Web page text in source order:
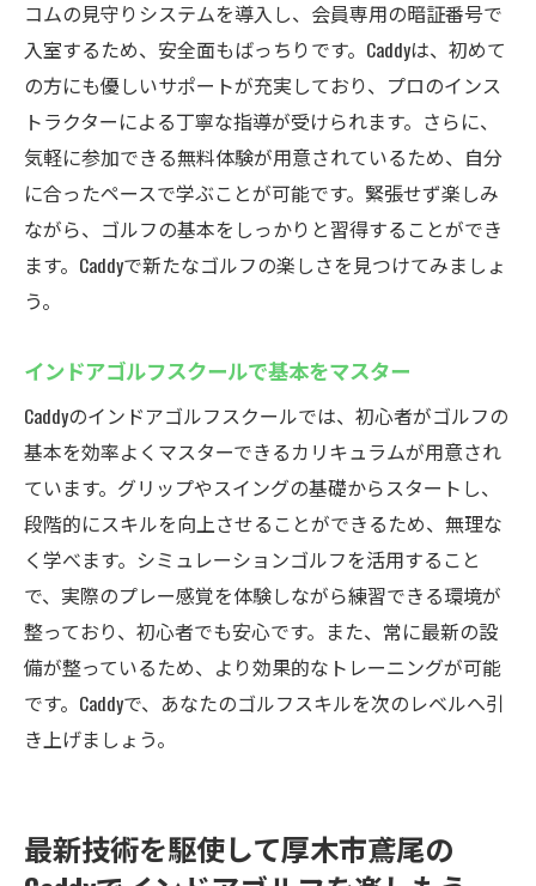
効果的な練習でゴルフスキルを向上させる
Caddyの工夫されたトレーニングメニュー
インドアゴルフでの効率的な練習の秘訣
セコム導入の安全な厚木市鳶尾のCaddyでゴルフ
ライフを充実
安心して続けられるゴルフライフの実現
安全な環境での練習がゴルフライフを支え
セコム導入で充実したゴルフ体験を提供
安全性を備えたCaddyでゴルフを楽しむ
Caddyでの練習がもたらす心の余裕
セキュリティが整った環境でゴルフに集中
コムの見守りシステムを導入し、会員専用の暗証番号で
入室するため、安全面もばっちりです。Caddyは、初めて
の方にも優しいサポートが充実しており、プロのインス
トラクターによる丁寧な指導が受けられます。さらに、
気軽に参加できる無料体験が用意されているため、自分
に合ったペースで学ぶことが可能です。緊張せず楽しみ
ながら、ゴルフの基本をしっかりと習得することができ
ます。Caddyで新たなゴルフの楽しさを見つけてみましょ
う。
インドアゴルフスクールで基本をマスター
Caddyのインドアゴルフスクールでは、初心者がゴルフの
基本を効率よくマスターできるカリキュラムが用意され
ています。グリップやスイングの基礎からスタートし、
段階的にスキルを向上させることができるため、無理な
く学べます。シミュレーションゴルフを活用すること
で、実際のプレー感覚を体験しながら練習できる環境が
整っており、初心者でも安心です。また、常に最新の設
備が整っているため、より効果的なトレーニングが可能
です。Caddyで、あなたのゴルフスキルを次のレベルへ引
き上げましょう。
最新技術を駆使して厚木市鳶尾の